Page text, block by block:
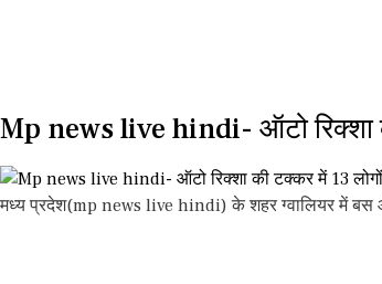
Mp news live hindi- ऑटो रिक्शा
मध्य प्रदेश(mp news live hindi) के शहर ग्वालियर में बस